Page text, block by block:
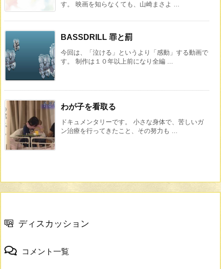
す。 映画を知らなくても、山崎まさよ ...
BASSDRILL 罪と罰
今回は、「泣ける」というより「感動」する動画で
す。 制作は１０年以上前になり全編 ...
わが子を看取る
ドキュメンタリーです。 小さな身体で、苦しいガ
ン治療を行ってきたこと、その努力も ...
ディスカッション
コメント一覧